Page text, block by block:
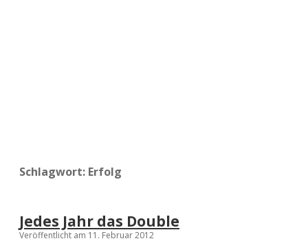
Schlagwort: Erfolg
Jedes Jahr das Double
Veröffentlicht am 11. Februar 2012